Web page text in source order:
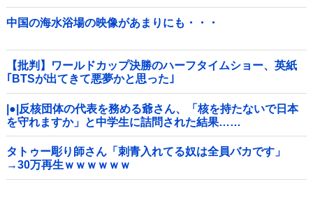
中国の海水浴場の映像があまりにも・・・
【批判】ワールドカップ決勝のハーフタイムショー、英紙
｢BTSが出てきて悪夢かと思った｣
|●|反核団体の代表を務める爺さん、「核を持たないで日本
を守れますか」と中学生に詰問された結果……
タトゥー彫り師さん「刺青入れてる奴は全員バカです」
→30万再生ｗｗｗｗｗｗ